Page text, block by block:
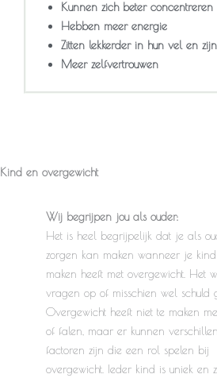
Kunnen zich beter concentreren
Hebben meer energie
Zitten lekkerder in hun vel en
Meer zelfvertrouwen
Kind en overgewicht
Wij begrijpen jou als ouder:
Het is heel begrijpelijk dat je als
zorgen kan maken wanneer je
maken heeft met overgewicht. Het
vragen op of misschien wel schuld
Overgewicht heeft niet te maken
of falen, maar er kunnen
factoren zijn die een rol spelen bij
overgewicht. Ieder kind is uniek en